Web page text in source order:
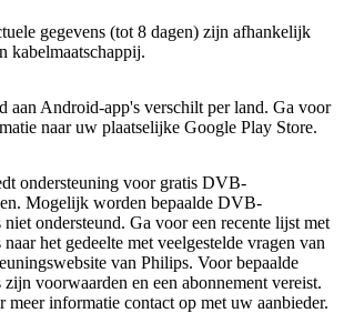
gegevens (tot 8 dagen) zijn afhankelijk
kabelmaatschappij.
aan Android-app's verschilt per land. Ga voor
naar uw plaatselijke Google Play Store.
ondersteuning voor gratis DVB-
Mogelijk worden bepaalde DVB-
niet ondersteund. Ga voor een recente lijst met
naar het gedeelte met veelgestelde vragen van
van Philips. Voor bepaalde
zijn voorwaarden en een abonnement vereist.
meer informatie contact op met uw aanbieder.